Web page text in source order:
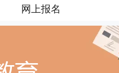
网上报名